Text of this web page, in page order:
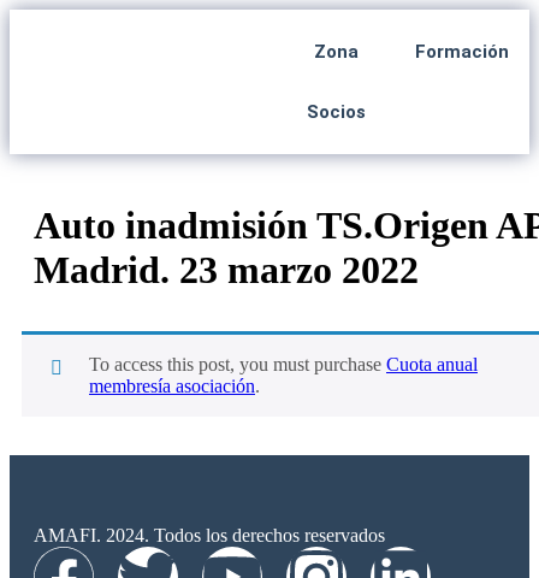
Zona
Socios
Formación
Auto inadmisión TS.Origen
Madrid. 23 marzo 2022
To access this post, you must purchase Cuota anual
membresía asociación.
AMAFI. 2024. Todos los derechos reservados